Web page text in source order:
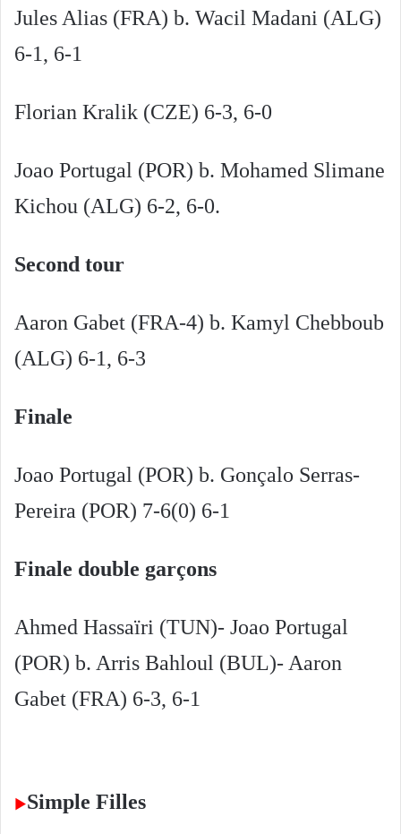
Jules Alias (FRA) b. Wacil Madani (ALG)
6-1, 6-1
Florian Kralik (CZE) 6-3, 6-0
Joao Portugal (POR) b. Mohamed Slimane
Kichou (ALG) 6-2, 6-0.
Second tour
Aaron Gabet (FRA-4) b. Kamyl Chebboub
(ALG) 6-1, 6-3
Finale
Joao Portugal (POR) b. Gonçalo Serras-
Pereira (POR) 7-6(0) 6-1
Finale double garçons
Ahmed Hassaïri (TUN)- Joao Portugal
(POR) b. Arris Bahloul (BUL)- Aaron
Gabet (FRA) 6-3, 6-1
►Simple Filles